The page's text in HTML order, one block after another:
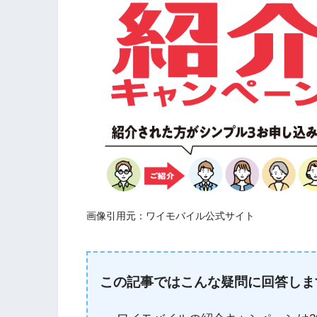
画像引用元：ワイモバイル公式サイト
この記事ではこんな疑問に回答し